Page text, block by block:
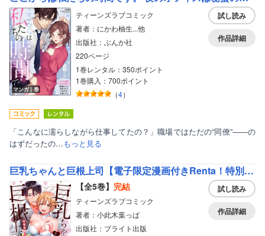
マンガ｜巻
ティーンズラブコミック
著者：にかわ柚生...他
出版社：ぶんか社
220ページ
1巻レンタル：350ポイント
1巻購入：700ポイント
（4）
試し読み
作品詳細
「こんなに濡らしながら仕事してたの？」職場ではただの“同僚”――の
はずだったの…もっと見る
巨乳ちゃんと巨根上司【電子限定漫画付きRenta！特別版】
【全5巻】 完結
ティーンズラブコミック
著者：小此木葉っぱ
出版社：ブライト出版
試し読み
作品詳細